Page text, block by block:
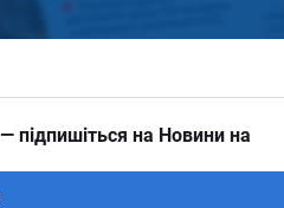
підпишіться на Новини на